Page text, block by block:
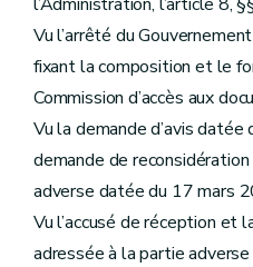
Vu l’arrêté du
fixant la composition et le
Commission d’accès aux
Vu la demande d’avis
demande de
adverse datée du 17 mars
Vu l’accusé de réception et
adressée à la partie adverse